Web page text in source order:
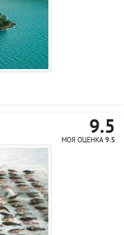
9.5
МОЯ ОЦЕНКА 9.5